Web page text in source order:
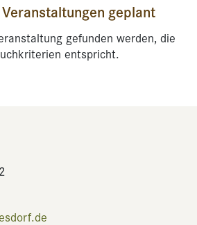
geplant
gefunden werden, die
entspricht.